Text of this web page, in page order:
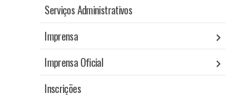
Serviços Administrativos
Imprensa
Imprensa Oficial
Inscrições